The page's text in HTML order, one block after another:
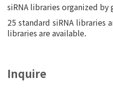
siRNA libraries organized
25 standard siRNA libraries
libraries are available.
Inquire